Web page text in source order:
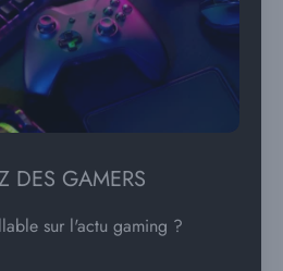
DES GAMERS
sur l'actu gaming ?